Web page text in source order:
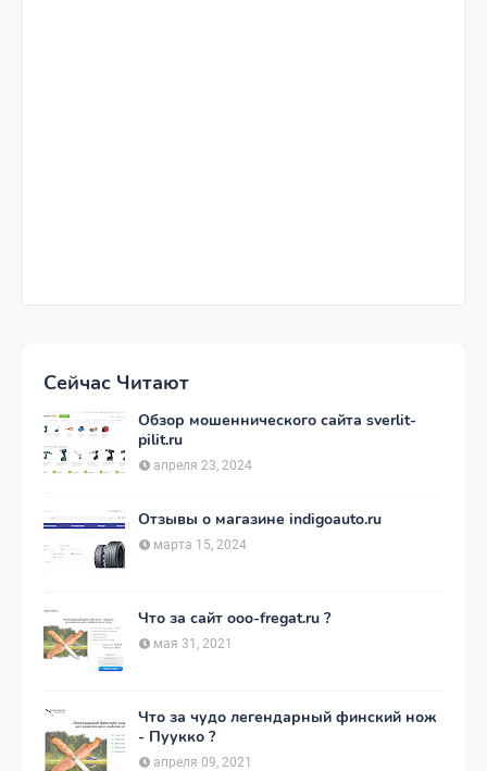
Сейчас Читают
Обзор мошеннического сайта sverlit-
pilit.ru
апреля 23, 2024
Отзывы о магазине indigoauto.ru
марта 15, 2024
Что за сайт ooo-fregat.ru ?
мая 31, 2021
Что за чудо легендарный финский нож
- Пуукко ?
апреля 09, 2021